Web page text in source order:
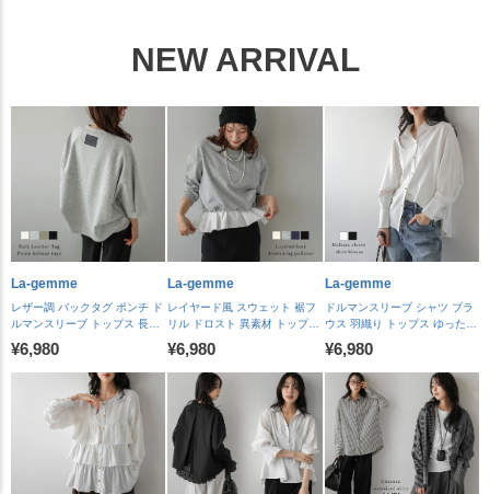
NEW ARRIVAL
La-gemme
レザー調 バックタグ ポンチ ド
ルマンスリーブ トップス 長袖
ラウンドヘム サイドタック レ
ディース おすすめ おしゃれ
2026秋冬新作 【lstpaw26-
2333】【予約販売：8月27日
入荷予定順次発送】【送料無
¥6,980
La-gemme
レイヤード風 スウェット 裾フ
リル ドロスト 異素材 トップス
ーストリング レディース おす
すめ おしゃれ 2026 秋冬新作
【lstpaw26-2331】【予約販
売：8月27日入荷予定順次発
送】【送料無料】メ込2
¥6,980
La-gemme
ドルマンスリーブ シャツ ブラ
ウス 羽織り トップス ゆったり
カバー 通勤 抜け感 レディース
おすすめ おしゃれ 2026秋冬新
作 【lstpaw26-2350】【予約販
売：8月27日入荷予定順次発
送】【送料無料】メ込2
¥6,980